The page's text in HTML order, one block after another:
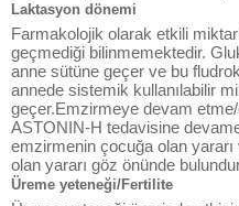
Laktasyon dönemi
Farmakolojik olarak etkili
geçmediği bilinmemektedir.
anne sütüne geçer ve bu
annede sistemik kullanılabilir
geçer.Emzirmeye devam
ASTONIN-H tedavisine
emzirmenin çocuğa olan
olan yararı göz önünde
Üreme yeteneği/Fertilite